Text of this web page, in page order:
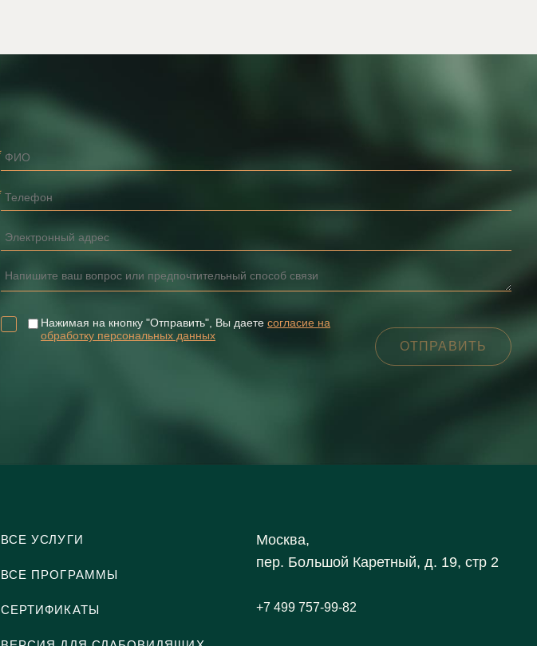
Нажимая на кнопку "Отправить", Вы даете согласие на
обработку персональных данных
ВСЕ УСЛУГИ
ВСЕ ПРОГРАММЫ
СЕРТИФИКАТЫ
Москва,
пер. Большой Каретный, д. 19, стр 2
+7 499 757-99-82